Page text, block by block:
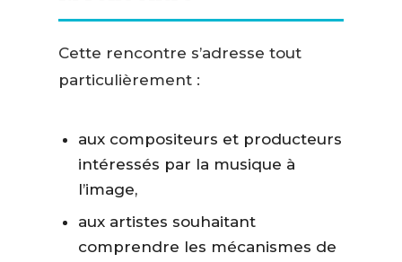
Cette rencontre s’adresse tout
particulièrement :
aux compositeurs et producteurs
intéressés par la musique à
l’image,
aux artistes souhaitant
comprendre les mécanismes de